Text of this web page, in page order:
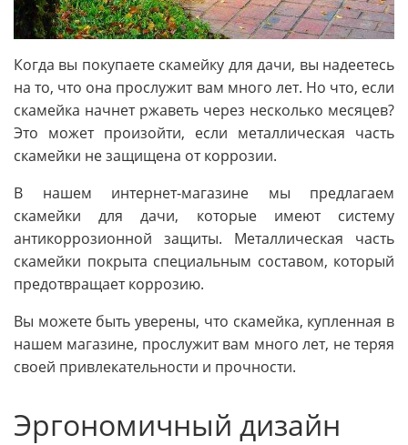
Когда вы покупаете скамейку для дачи, вы надеетесь
на то, что она прослужит вам много лет. Но что, если
скамейка начнет ржаветь через несколько месяцев?
Это может произойти, если металлическая часть
скамейки не защищена от коррозии.
В нашем интернет-магазине мы предлагаем
скамейки для дачи, которые имеют систему
антикоррозионной защиты. Металлическая часть
скамейки покрыта специальным составом, который
предотвращает коррозию.
Вы можете быть уверены, что скамейка, купленная в
нашем магазине, прослужит вам много лет, не теряя
своей привлекательности и прочности.
Эргономичный дизайн